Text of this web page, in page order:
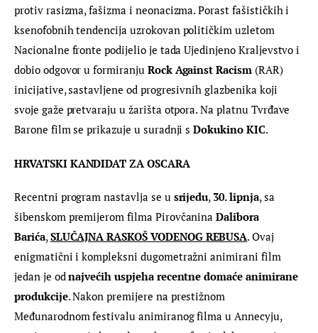
protiv rasizma, fašizma i neonacizma. Porast fašističkih i
ksenofobnih tendencija uzrokovan političkim uzletom
Nacionalne fronte podijelio je tada Ujedinjeno Kraljevstvo i
dobio odgovor u formiranju Rock Against Racism (RAR)
inicijative, sastavljene od progresivnih glazbenika koji
svoje gaže pretvaraju u žarišta otpora. Na platnu Tvrđave
Barone film se prikazuje u suradnji s Dokukino KIC.
HRVATSKI KANDIDAT ZA OSCARA
Recentni program nastavlja se u srijedu, 30. lipnja, sa
šibenskom premijerom filma Pirovčanina Dalibora
Barića, SLUČAJNA RASKOŠ VODENOG REBUSA. Ovaj
enigmatični i kompleksni dugometražni animirani film
jedan je od najvećih uspjeha recentne domaće animirane
produkcije. Nakon premijere na prestižnom
Međunarodnom festivalu animiranog filma u Annecyju,